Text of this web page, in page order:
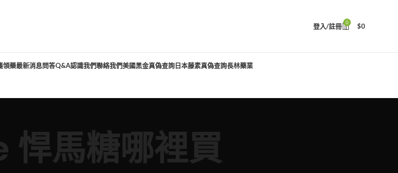
登入/註冊 0 $0
領藥最新消息問答Q&A認識我們聯絡我們美國黑金真偽查詢日本藤素真偽查詢長林藥業
馬糖哪裡買